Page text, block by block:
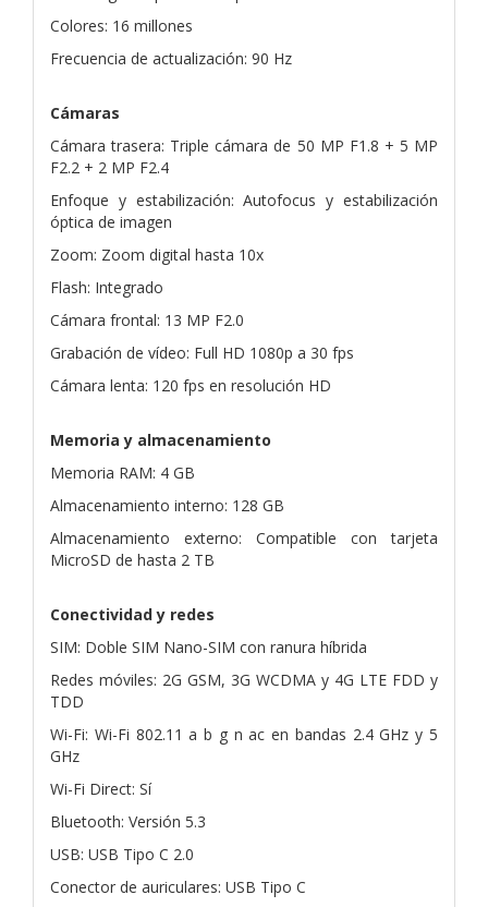
Colores: 16 millones
Frecuencia de actualización: 90 Hz
Cámaras
Cámara trasera: Triple cámara de 50 MP F1.8 + 5 MP
F2.2 + 2 MP F2.4
Enfoque y estabilización: Autofocus y estabilización
óptica de imagen
Zoom: Zoom digital hasta 10x
Flash: Integrado
Cámara frontal: 13 MP F2.0
Grabación de vídeo: Full HD 1080p a 30 fps
Cámara lenta: 120 fps en resolución HD
Memoria y almacenamiento
Memoria RAM: 4 GB
Almacenamiento interno: 128 GB
Almacenamiento externo: Compatible con tarjeta
MicroSD de hasta 2 TB
Conectividad y redes
SIM: Doble SIM Nano-SIM con ranura híbrida
Redes móviles: 2G GSM, 3G WCDMA y 4G LTE FDD y
TDD
Wi-Fi: Wi-Fi 802.11 a b g n ac en bandas 2.4 GHz y 5
GHz
Wi-Fi Direct: Sí
Bluetooth: Versión 5.3
USB: USB Tipo C 2.0
Conector de auriculares: USB Tipo C